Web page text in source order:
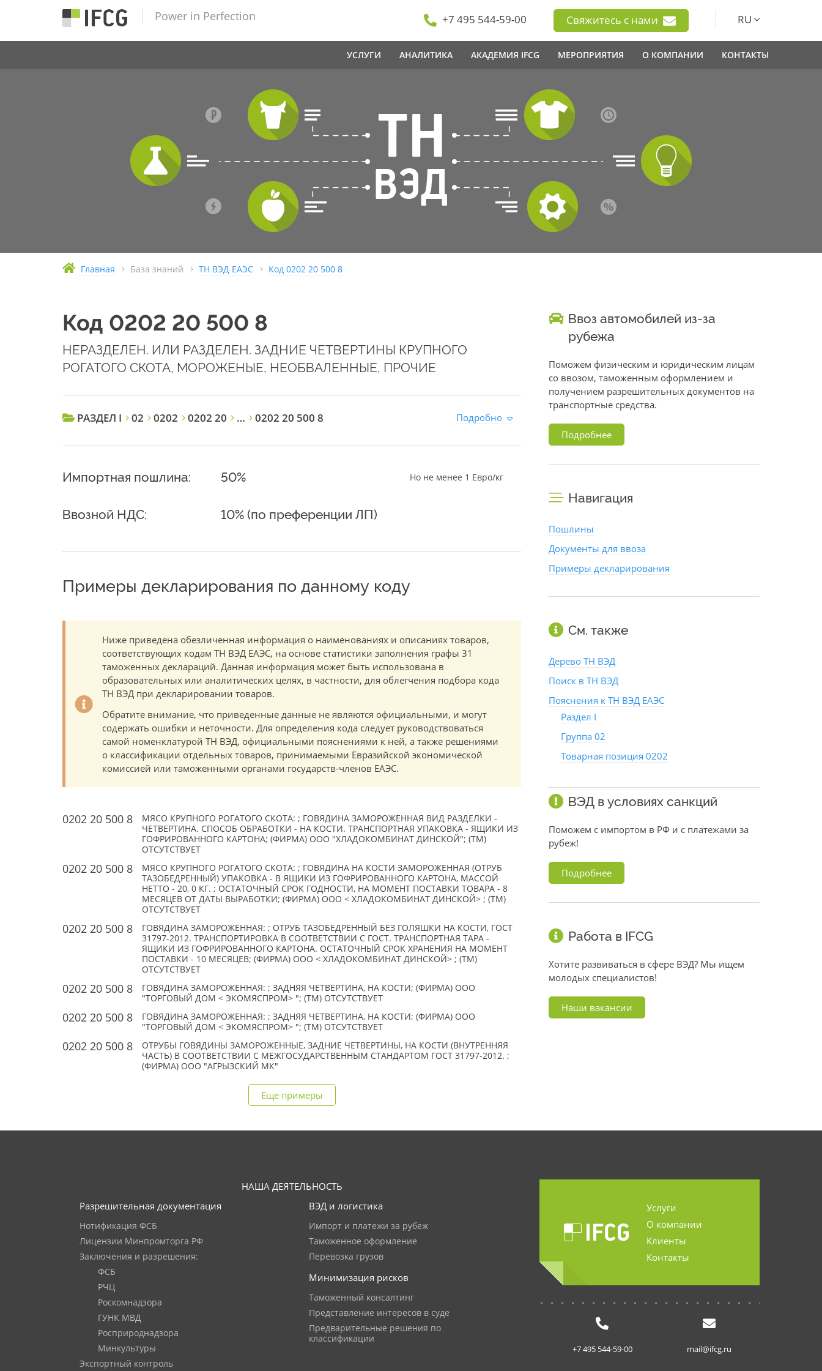
Power in Perfection +7 495 544-59-00 Свяжитесь с нами RU
УСЛУГИ АНАЛИТИКА АКАДЕМИЯ IFCG МЕРОПРИЯТИЯ О КОМПАНИИ КОНТАКТЫ
Главная База знаний ТН ВЭД ЕАЭС Код 0202 20 500 8
Код 0202 20 500 8
НЕРАЗДЕЛЕН. ИЛИ РАЗДЕЛЕН. ЗАДНИЕ ЧЕТВЕРТИНЫ КРУПНОГО
РОГАТОГО СКОТА, МОРОЖЕНЫЕ, НЕОБВАЛЕННЫЕ, ПРОЧИЕ
РАЗДЕЛ I 02 0202 0202 20 … 0202 20 500 8 Подробно
Импортная пошлина: 50% Но не менее 1 Евро/кг
Ввозной НДС: 10% (по преференции ЛП)
Примеры декларирования по данному коду
Ниже приведена обезличенная информация о наименованиях и описаниях товаров,
соответствующих кодам ТН ВЭД ЕАЭС, на основе статистики заполнения графы 31
таможенных деклараций. Данная информация может быть использована в
образовательных или аналитических целях, в частности, для облегчения подбора кода
ТН ВЭД при декларировании товаров.
Обратите внимание, что приведенные данные не являются официальными, и могут
содержать ошибки и неточности. Для определения кода следует руководствоваться
самой номенклатурой ТН ВЭД, официальными пояснениями к ней, а также решениями
о классификации отдельных товаров, принимаемыми Евразийской экономической
комиссией или таможенными органами государств-членов ЕАЭС.
0202 20 500 8
МЯСО КРУПНОГО РОГАТОГО СКОТА: ; ГОВЯДИНА ЗАМОРОЖЕННАЯ ВИД РАЗДЕЛКИ -
ЧЕТВЕРТИНА. СПОСОБ ОБРАБОТКИ - НА КОСТИ. ТРАНСПОРТНАЯ УПАКОВКА - ЯЩИКИ ИЗ
ГОФРИРОВАННОГО КАРТОНА; (ФИРМА) ООО "ХЛАДОКОМБИНАТ ДИНСКОЙ"; (TM)
ОТСУТСТВУЕТ
0202 20 500 8
МЯСО КРУПНОГО РОГАТОГО СКОТА: ; ГОВЯДИНА НА КОСТИ ЗАМОРОЖЕННАЯ (ОТРУБ
ТАЗОБЕДРЕННЫЙ) УПАКОВКА - В ЯЩИКИ ИЗ ГОФРИРОВАННОГО КАРТОНА, МАССОЙ
НЕТТО - 20, 0 КГ. ; ОСТАТОЧНЫЙ СРОК ГОДНОСТИ, НА МОМЕНТ ПОСТАВКИ ТОВАРА - 8
МЕСЯЦЕВ ОТ ДАТЫ ВЫРАБОТКИ; (ФИРМА) ООО < ХЛАДОКОМБИНАТ ДИНСКОЙ> ; (TM)
ОТСУТСТВУЕТ
0202 20 500 8
ГОВЯДИНА ЗАМОРОЖЕННАЯ: ; ОТРУБ ТАЗОБЕДРЕННЫЙ БЕЗ ГОЛЯШКИ НА КОСТИ, ГОСТ
31797-2012. ТРАНСПОРТИРОВКА В СООТВЕТСТВИИ С ГОСТ. ТРАНСПОРТНАЯ ТАРА -
ЯЩИКИ ИЗ ГОФРИРОВАННОГО КАРТОНА. ОСТАТОЧНЫЙ СРОК ХРАНЕНИЯ НА МОМЕНТ
ПОСТАВКИ - 10 МЕСЯЦЕВ; (ФИРМА) ООО < ХЛАДОКОМБИНАТ ДИНСКОЙ> ; (TM)
ОТСУТСТВУЕТ
0202 20 500 8
ГОВЯДИНА ЗАМОРОЖЕННАЯ: ; ЗАДНЯЯ ЧЕТВЕРТИНА, НА КОСТИ; (ФИРМА) ООО
"ТОРГОВЫЙ ДОМ < ЭКОМЯСПРОМ> "; (TM) ОТСУТСТВУЕТ
0202 20 500 8
ГОВЯДИНА ЗАМОРОЖЕННАЯ: ; ЗАДНЯЯ ЧЕТВЕРТИНА, НА КОСТИ; (ФИРМА) ООО
"ТОРГОВЫЙ ДОМ < ЭКОМЯСПРОМ> "; (TM) ОТСУТСТВУЕТ
0202 20 500 8
ОТРУБЫ ГОВЯДИНЫ ЗАМОРОЖЕННЫЕ, ЗАДНИЕ ЧЕТВЕРТИНЫ, НА КОСТИ (ВНУТРЕННЯЯ
ЧАСТЬ) В СООТВЕТСТВИИ С МЕЖГОСУДАРСТВЕННЫМ СТАНДАРТОМ ГОСТ 31797-2012. ;
(ФИРМА) ООО "АГРЫЗСКИЙ МК"
Еще примеры
Ввоз автомобилей из-за
рубежа
Поможем физическим и юридическим лицам
со ввозом, таможенным оформлением и
получением разрешительных документов на
транспортные средства.
Подробнее
Навигация
Пошлины
Документы для ввоза
Примеры декларирования
См. также
Дерево ТН ВЭД
Поиск в ТН ВЭД
Пояснения к ТН ВЭД ЕАЭС
Раздел I
Группа 02
Товарная позиция 0202
ВЭД в условиях санкций
Поможем с импортом в РФ и с платежами за
рубеж!
Подробнее
Работа в IFCG
Хотите развиваться в сфере ВЭД? Мы ищем
молодых специалистов!
Наши вакансии
НАША ДЕЯТЕЛЬНОСТЬ
Разрешительная документация
Нотификация ФСБ
Лицензии Минпромторга РФ
Заключения и разрешения:
ФСБ
РЧЦ
Роскомнадзора
ГУНК МВД
Росприроднадзора
Минкультуры
Экспортный контроль
ВЭД и логистика
Импорт и платежи за рубеж
Таможенное оформление
Перевозка грузов
Минимизация рисков
Таможенный консалтинг
Представление интересов в суде
Предварительные решения по
классификации
Услуги
О компании
Клиенты
Контакты
+7 495 544-59-00 mail@ifcg.ru